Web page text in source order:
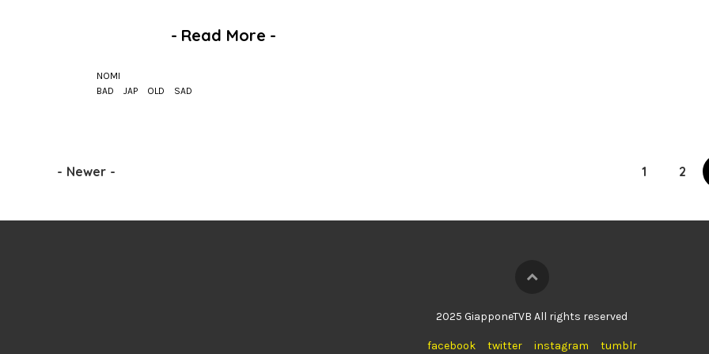
- Read More -
NOMI
BAD
JAP OLD SAD
- Newer - 1 2
2025 GiapponeTVB All rights reserved
facebook twitter instagram tumblr